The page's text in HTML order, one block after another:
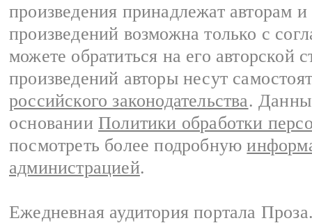
произведения принадлежат авторам
произведений возможна только с
можете обратиться на его авторской
произведений авторы несут
российского законодательства.
основании Политики обработки
посмотреть более подробную
администрацией.
Ежедневная аудитория портала